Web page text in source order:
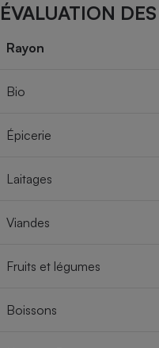
ÉVALUATION
Rayon
Bio
Épicerie
Laitages
Viandes
Fruits et légumes
Boissons